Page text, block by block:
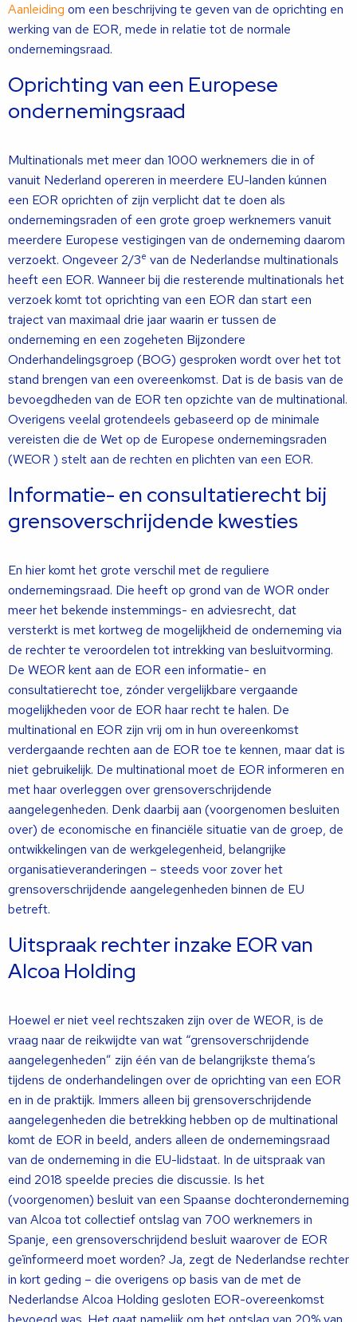
Aanleiding om een beschrijving te geven van de oprichting en
werking van de EOR, mede in relatie tot de normale
ondernemingsraad.
Oprichting van een Europese
ondernemingsraad
Multinationals met meer dan 1000 werknemers die in of
vanuit Nederland opereren in meerdere EU-landen kúnnen
een EOR oprichten of zijn verplicht dat te doen als
ondernemingsraden of een grote groep werknemers vanuit
meerdere Europese vestigingen van de onderneming daarom
verzoekt. Ongeveer 2/3e van de Nederlandse multinationals
heeft een EOR. Wanneer bij die resterende multinationals het
verzoek komt tot oprichting van een EOR dan start een
traject van maximaal drie jaar waarin er tussen de
onderneming en een zogeheten Bijzondere
Onderhandelingsgroep (BOG) gesproken wordt over het tot
stand brengen van een overeenkomst. Dat is de basis van de
bevoegdheden van de EOR ten opzichte van de multinational.
Overigens veelal grotendeels gebaseerd op de minimale
vereisten die de Wet op de Europese ondernemingsraden
(WEOR ) stelt aan de rechten en plichten van een EOR.
Informatie- en consultatierecht bij
grensoverschrijdende kwesties
En hier komt het grote verschil met de reguliere
ondernemingsraad. Die heeft op grond van de WOR onder
meer het bekende instemmings- en adviesrecht, dat
versterkt is met kortweg de mogelijkheid de onderneming via
de rechter te veroordelen tot intrekking van besluitvorming.
De WEOR kent aan de EOR een informatie- en
consultatierecht toe, zónder vergelijkbare vergaande
mogelijkheden voor de EOR haar recht te halen. De
multinational en EOR zijn vrij om in hun overeenkomst
verdergaande rechten aan de EOR toe te kennen, maar dat is
niet gebruikelijk. De multinational moet de EOR informeren en
met haar overleggen over grensoverschrijdende
aangelegenheden. Denk daarbij aan (voorgenomen besluiten
over) de economische en financiële situatie van de groep, de
ontwikkelingen van de werkgelegenheid, belangrijke
organisatieveranderingen – steeds voor zover het
grensoverschrijdende aangelegenheden binnen de EU
betreft.
Uitspraak rechter inzake EOR van
Alcoa Holding
Hoewel er niet veel rechtszaken zijn over de WEOR, is de
vraag naar de reikwijdte van wat “grensoverschrijdende
aangelegenheden” zijn één van de belangrijkste thema’s
tijdens de onderhandelingen over de oprichting van een EOR
en in de praktijk. Immers alleen bij grensoverschrijdende
aangelegenheden die betrekking hebben op de multinational
komt de EOR in beeld, anders alleen de ondernemingsraad
van de onderneming in die EU-lidstaat. In de uitspraak van
eind 2018 speelde precies die discussie. Is het
(voorgenomen) besluit van een Spaanse dochteronderneming
van Alcoa tot collectief ontslag van 700 werknemers in
Spanje, een grensoverschrijdend besluit waarover de EOR
geïnformeerd moet worden? Ja, zegt de Nederlandse rechter
in kort geding – die overigens op basis van de met de
Nederlandse Alcoa Holding gesloten EOR-overeenkomst